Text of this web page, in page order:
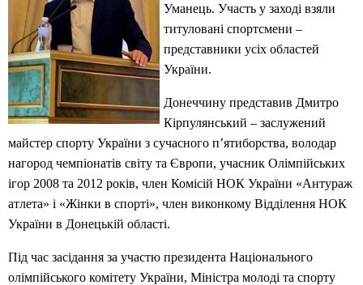
Уманець. Участь у заході взяли
титуловані спортсмени –
представники усіх областей
України.
Донеччину представив Дмитро
Кірпулянський – заслужений
майстер спорту України з сучасного п’ятиборства, володар
нагород чемпіонатів світу та Європи, учасник Олімпійських
ігор 2008 та 2012 років, член Комісій НОК України «Антураж
атлета» і «Жінки в спорті», член виконкому Відділення НОК
України в Донецькій області.
Під час засідання за участю президента Національного
олімпійського комітету України, Міністра молоді та спорту